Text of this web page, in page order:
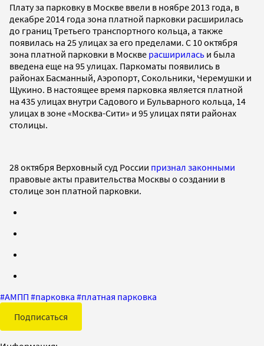
Плату за парковку в Москве ввели в ноябре 2013 года, в
декабре 2014 года зона платной парковки расширилась
до границ Третьего транспортного кольца, а также
появилась на 25 улицах за его пределами. С 10 октября
зона платной парковки в Москве расширилась и была
введена еще на 95 улицах. Паркоматы появились в
районах Басманный, Аэропорт, Сокольники, Черемушки и
Щукино. В настоящее время парковка является платной
на 435 улицах внутри Садового и Бульварного кольца, 14
улицах в зоне «Москва-Сити» и 95 улицах пяти районах
столицы.
28 октября Верховный суд России признал законными
правовые акты правительства Москвы о создании в
столице зон платной парковки.
#АМПП #парковка #платная парковка
Подписаться